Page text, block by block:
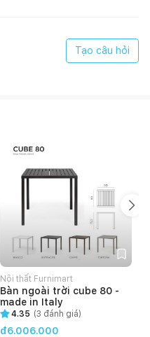
Tạo câu hỏi
Nội thất Furnimart
Bàn ngoài trời cube 80 -
made in Italy
4.35 (3 đánh giá)
đ6.006.000